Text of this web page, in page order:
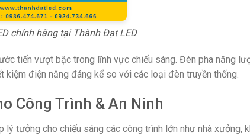
chính hãng tại Thành Đạt LED
tiến vượt bậc trong lĩnh vực chiếu sáng. Đèn pha năng
điện năng đáng kể so với các loại đèn truyền thống.
Công Trình & An Ninh
tưởng cho chiếu sáng các công trình lớn như nhà xưởng,